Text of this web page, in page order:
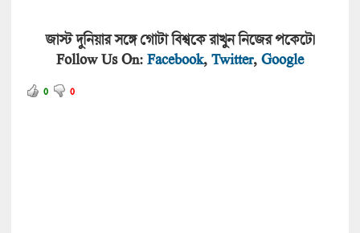
জাস্ট দুনিয়ার সঙ্গে গোটা বিশ্বকে রাখুন নিজের পকেটে।
Follow Us On: Facebook, Twitter, Google
0 0